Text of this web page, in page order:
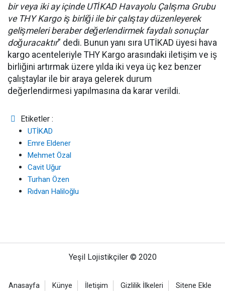
bir veya iki ay içinde UTİKAD Havayolu Çalışma Grubu
ve THY Kargo iş birliği ile bir çalıştay düzenleyerek
gelişmeleri beraber değerlendirmek faydalı sonuçlar
doğuracaktır” dedi. Bunun yanı sıra UTİKAD üyesi hava
kargo acenteleriyle THY Kargo arasındaki iletişim ve iş
birliğini artırmak üzere yılda iki veya üç kez benzer
çalıştaylar ile bir araya gelerek durum
değerlendirmesi yapılmasına da karar verildi.
Etiketler :
UTİKAD
Emre Eldener
Mehmet Özal
Cavit Uğur
Turhan Özen
Rıdvan Haliloğlu
Yeşil Lojistikçiler © 2020
Anasayfa Künye İletişim Gizlilik İlkeleri Sitene Ekle